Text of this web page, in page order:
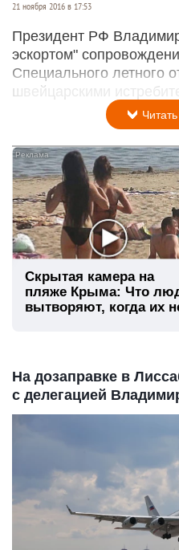
21 ноября 2016 в 17:53
Президент РФ
эскортом"
Специального летного
швейцарскими
Скрытая камера на
пляже Крыма: Что
вытворяют, когда их
На дозаправке в
с делегацией